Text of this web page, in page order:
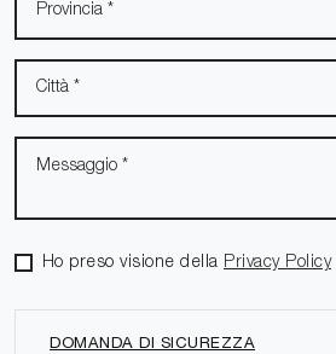
Ho preso visione della Privacy Policy
DOMANDA DI SICUREZZA